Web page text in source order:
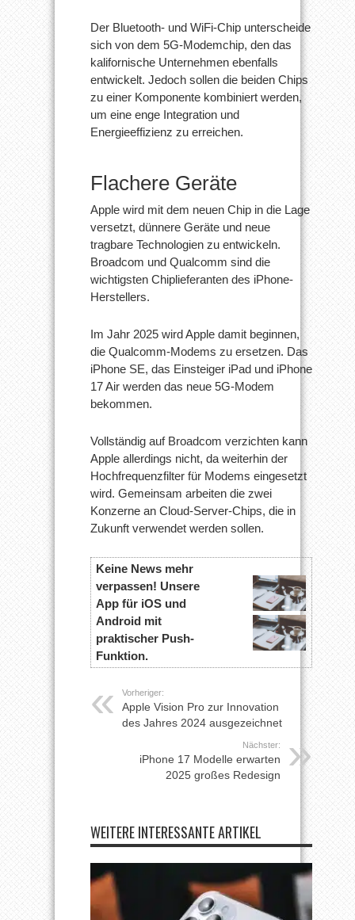
Der Bluetooth- und WiFi-Chip unterscheide
sich von dem 5G-Modemchip, den das
kalifornische Unternehmen ebenfalls
entwickelt. Jedoch sollen die beiden Chips
zu einer Komponente kombiniert werden,
um eine enge Integration und
Energieeffizienz zu erreichen.
Flachere Geräte
Apple wird mit dem neuen Chip in die Lage
versetzt, dünnere Geräte und neue
tragbare Technologien zu entwickeln.
Broadcom und Qualcomm sind die
wichtigsten Chiplieferanten des iPhone-
Herstellers.
Im Jahr 2025 wird Apple damit beginnen,
die Qualcomm-Modems zu ersetzen. Das
iPhone SE, das Einsteiger iPad und iPhone
17 Air werden das neue 5G-Modem
bekommen.
Vollständig auf Broadcom verzichten kann
Apple allerdings nicht, da weiterhin der
Hochfrequenzfilter für Modems eingesetzt
wird. Gemeinsam arbeiten die zwei
Konzerne an Cloud-Server-Chips, die in
Zukunft verwendet werden sollen.
Keine News mehr
verpassen! Unsere
App für iOS und
Android mit
praktischer Push-
Funktion.
Vorheriger:
Apple Vision Pro zur Innovation
des Jahres 2024 ausgezeichnet
Nächster:
iPhone 17 Modelle erwarten
2025 großes Redesign
WEITERE INTERESSANTE ARTIKEL